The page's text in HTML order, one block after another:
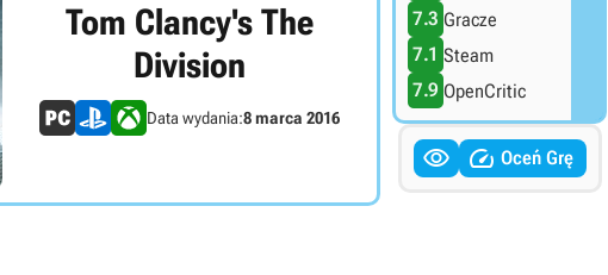
Tom Clancy's The
Division
Data wydania:8 marca 2016
7.3 Gracze
7.1 Steam
7.9 OpenCritic
  Oceń Grę